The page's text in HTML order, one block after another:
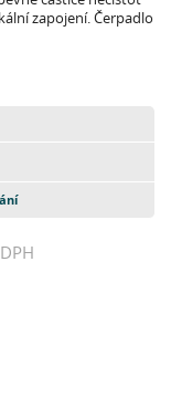
zapojení. Čerpadlo